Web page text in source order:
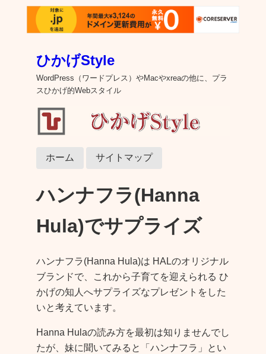
ひかげStyle
WordPress（ワードプレス）やMacやxreaの他に、プラ
スひかげ的Webスタイル
ホーム サイトマップ
ハンナフラ(Hanna
Hula)でサプライズ
ハンナフラ(Hanna Hula)は HALのオリジナル
ブランドで、これから子育てを迎えられる ひ
かげの知人へサプライズなプレゼントをした
いと考えています。
Hanna Hulaの読み方を最初は知りませんでし
たが、妹に聞いてみると「ハンナフラ」とい